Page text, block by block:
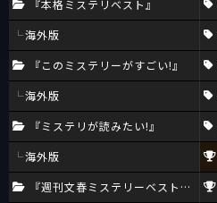
『本格ミステリベスト』
海外版
『このミステリーがすごい!』
海外版
『ミステリが読みたい!』
海外版
『週刊文春ミステリーベスト10』